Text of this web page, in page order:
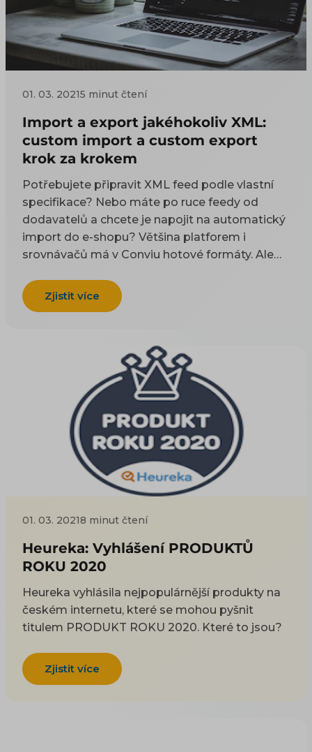
01. 03. 20215 minut čtení
Import a export jakéhokoliv XML:
custom import a custom export
krok za krokem
Potřebujete připravit XML feed podle vlastní
specifikace? Nebo máte po ruce feedy od
dodavatelů a chcete je napojit na automatický
import do e-shopu? Většina platforem i
srovnávačů má v Conviu hotové formáty. Ale
příchozí od dodavatele, nebo odchozí do
vašeho e-shopu — přeložíte ho vlastním
Zjistit více
01. 03. 20218 minut čtení
Heureka: Vyhlášení PRODUKTŮ
ROKU 2020
Heureka vyhlásila nejpopulárnější produkty na
českém internetu, které se mohou pyšnit
titulem PRODUKT ROKU 2020. Které to jsou?
Zjistit více